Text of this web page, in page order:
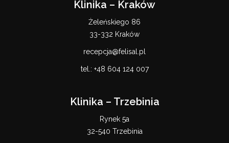
Klinika – Kraków
Żeleńskiego 86
33-332 Kraków
recepcja@felisal.pl
tel.: +48 604 124 007
Klinika – Trzebinia
Rynek 5a
32-540 Trzebinia